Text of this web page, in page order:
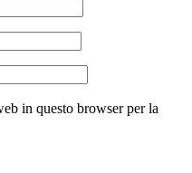
in questo browser per la